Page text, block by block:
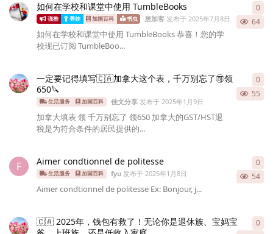
如何在学校和课堂中使用 TumbleBooks
强推 养娃 加国百科 书虫 居加客 发布于2025年7月8日 64
如何在学校和课堂中使用 TumbleBooks 恭喜！您的学
校现已订阅 TumbleBoo...
0
一定要记得填写🇨🇦加拿大这个表，千万别忘了🉑️领
650🔪
生活服务 加国百科 佳文分享发布于 2025年1月9日
55
加拿大填表 领 千万别忘了 ️领650 加拿大的GST/HST退
税是为符合条件的居民提供的...
0
F Aimer condtionnel de politesse
生活服务 加国百科 fyu发布于 2025年1月8日 54
Aimer condtionnel de politesse Ex: Bonjour, j...
0
🇨🇦 2025年，钱包有救了！无论你是退休族、宝妈宝
0